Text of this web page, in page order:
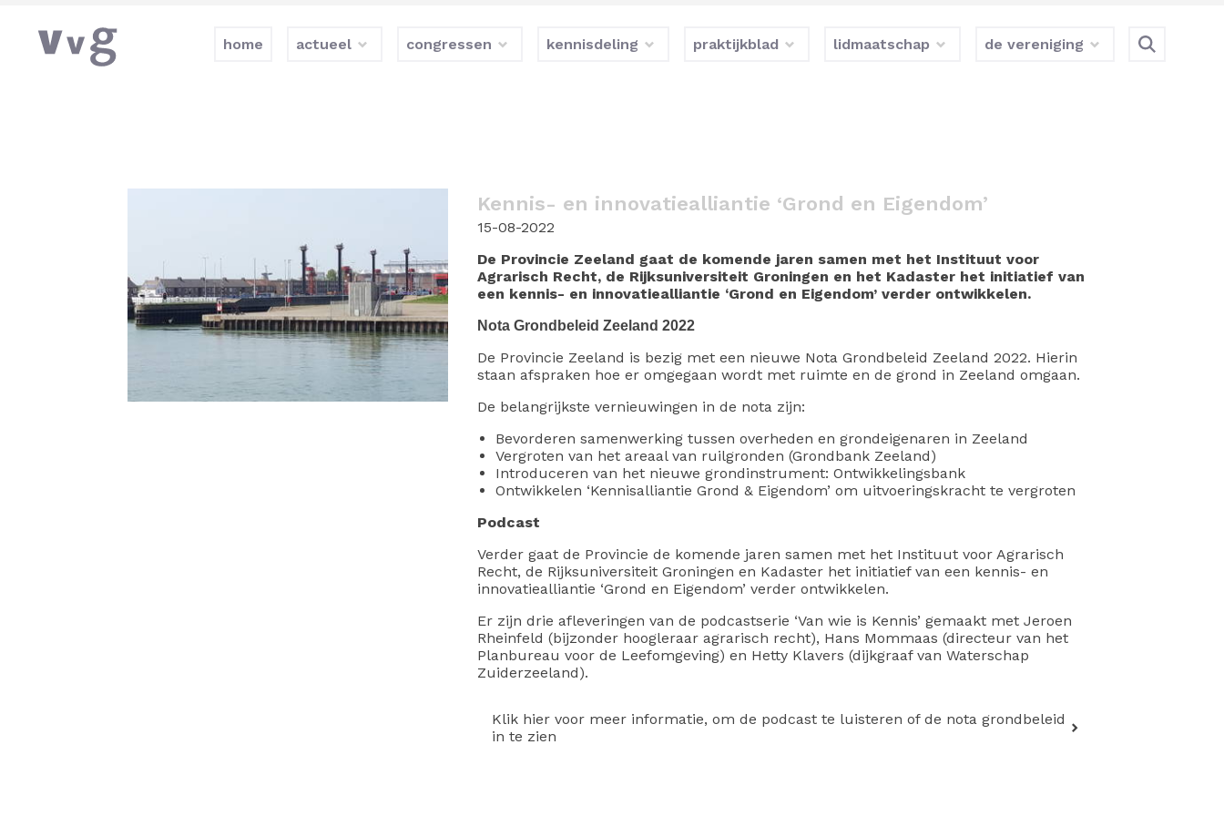
home actueel congressen kennisdeling praktijkblad lidmaatschap de vereniging
Kennis- en innovatiealliantie ‘Grond en Eigendom’
15-08-2022
De Provincie Zeeland gaat de komende jaren samen met het Instituut voor
Agrarisch Recht, de Rijksuniversiteit Groningen en het Kadaster het initiatief van
een kennis- en innovatiealliantie ‘Grond en Eigendom’ verder ontwikkelen.
Nota Grondbeleid Zeeland 2022
De Provincie Zeeland is bezig met een nieuwe Nota Grondbeleid Zeeland 2022. Hierin
staan afspraken hoe er omgegaan wordt met ruimte en de grond in Zeeland omgaan.
De belangrijkste vernieuwingen in de nota zijn:
Bevorderen samenwerking tussen overheden en grondeigenaren in Zeeland
Vergroten van het areaal van ruilgronden (Grondbank Zeeland)
Introduceren van het nieuwe grondinstrument: Ontwikkelingsbank
Ontwikkelen ‘Kennisalliantie Grond & Eigendom’ om uitvoeringskracht te vergroten
Podcast
Verder gaat de Provincie de komende jaren samen met het Instituut voor Agrarisch
Recht, de Rijksuniversiteit Groningen en Kadaster het initiatief van een kennis- en
innovatiealliantie ‘Grond en Eigendom’ verder ontwikkelen.
Er zijn drie afleveringen van de podcastserie ‘Van wie is Kennis’ gemaakt met Jeroen
Rheinfeld (bijzonder hoogleraar agrarisch recht), Hans Mommaas (directeur van het
Planbureau voor de Leefomgeving) en Hetty Klavers (dijkgraaf van Waterschap
Zuiderzeeland).
Klik hier voor meer informatie, om de podcast te luisteren of de nota grondbeleid
in te zien